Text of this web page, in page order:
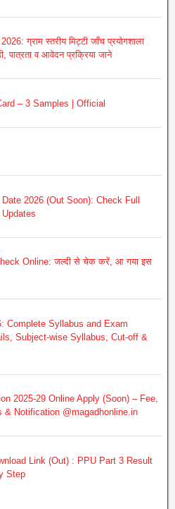
ग्राम स्तरीय मिट्टी जाँच प्रयोगशाला
पात्रता व आवेदन प्रक्रिया जाने
– 3 Samples | Official
2026 (Out Soon): Check Full
Online: जल्दी से चेक करें, आ गया इस
Complete Syllabus and Exam
Subject-wise Syllabus, Cut-off &
2025-29 Online Apply (Soon) – Fee,
Notification @magadhonline.in
Link (Out) : PPU Part 3 Result
Step